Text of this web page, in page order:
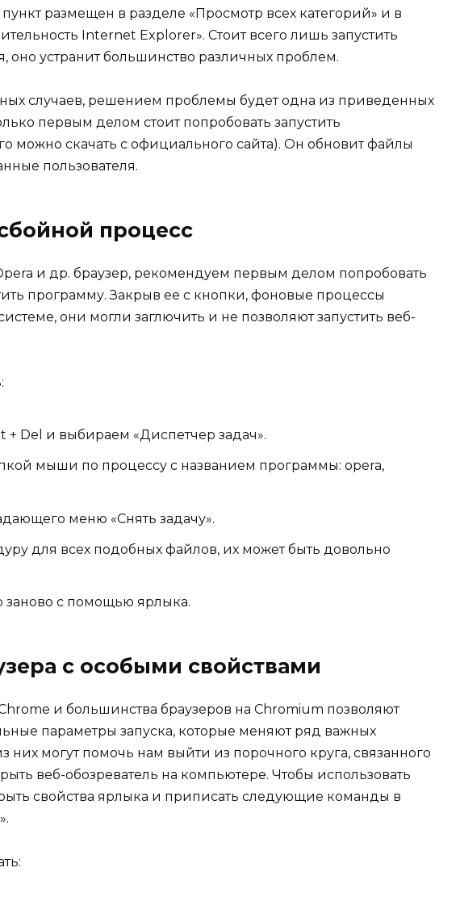
размещен в разделе «Просмотр всех категорий» и в
Internet Explorer». Стоит всего лишь запустить
оно устранит большинство различных проблем.
случаев, решением проблемы будет одна из приведенных
первым делом стоит попробовать запустить
можно скачать с официального сайта). Он обновит файлы
пользователя.
процесс
и др. браузер, рекомендуем первым делом попробовать
программу. Закрыв ее с кнопки, фоновые процессы
они могли заглючить и не позволяют запустить веб-
Del и выбираем «Диспетчер задач».
мыши по процессу с названием программы: opera,
меню «Снять задачу».
для всех подобных файлов, их может быть довольно
заново с помощью ярлыка.
с особыми свойствами
и большинства браузеров на Chromium позволяют
параметры запуска, которые меняют ряд важных
них могут помочь нам выйти из порочного круга, связанного
веб-обозреватель на компьютере. Чтобы использовать
свойства ярлыка и приписать следующие команды в